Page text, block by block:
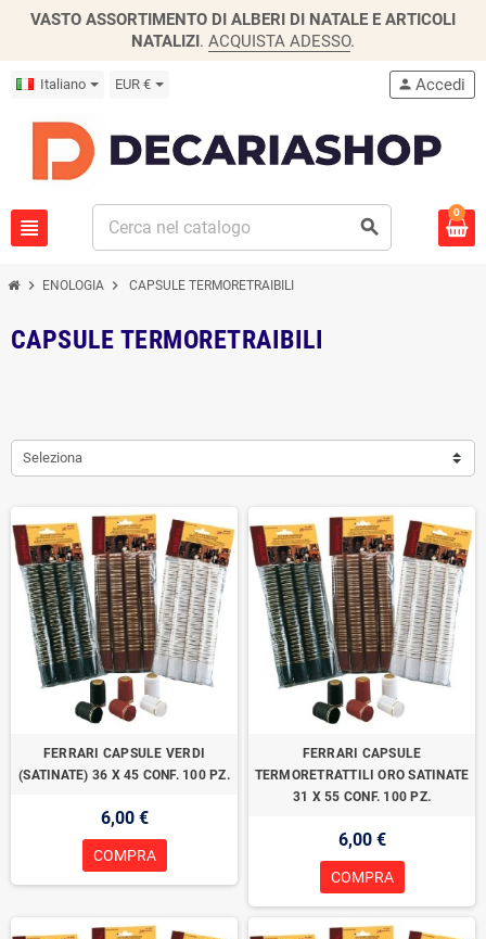
VASTO ASSORTIMENTO DI ALBERI DI NATALE E ARTICOLI
NATALIZI. ACQUISTA ADESSO.
Italiano EUR €
view_headline search
person Accedi
0
chevron_right ENOLOGIA chevron_right CAPSULE TERMORETRAIBILI
CAPSULE TERMORETRAIBILI
Seleziona
FERRARI CAPSULE VERDI
(SATINATE) 36 X 45 CONF. 100 PZ.
6,00 €
COMPRA
FERRARI CAPSULE
TERMORETRATTILI ORO SATINATE
31 X 55 CONF. 100 PZ.
6,00 €
COMPRA